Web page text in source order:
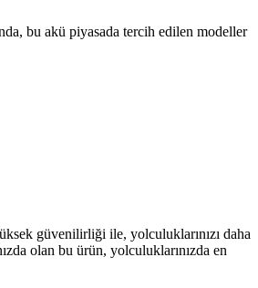
bu akü piyasada tercih edilen modeller
güvenilirliği ile, yolculuklarınızı daha
olan bu ürün, yolculuklarınızda en